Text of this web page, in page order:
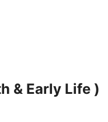
& Early Life )